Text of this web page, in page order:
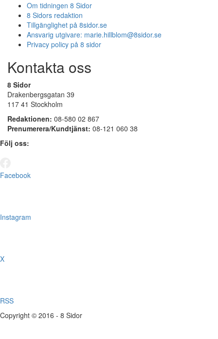
Om tidningen 8 Sidor
8 Sidors redaktion
Tillgänglighet på 8sidor.se
Ansvarig utgivare: marie.hillblom@8sidor.se
Privacy policy på 8 sidor
Kontakta oss
8 Sidor
Drakenbergsgatan 39
117 41 Stockholm
Redaktionen: 08-580 02 867
Prenumerera/Kundtjänst: 08-121 060 38
Följ oss:
Facebook
Instagram
X
RSS
Copyright © 2016 - 8 Sidor